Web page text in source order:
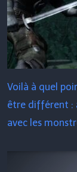
Voilà à quel
être différent :
avec les